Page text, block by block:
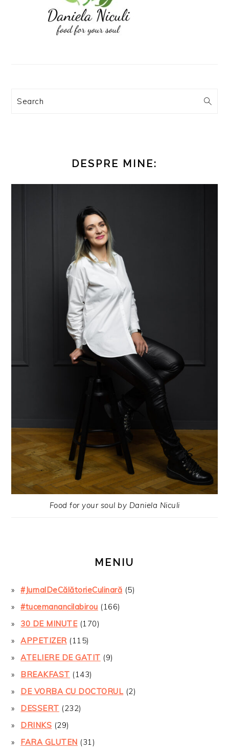
Search
DESPRE MINE:
Food for your soul by Daniela Niculi
MENIU
#JurnalDeCălătorieCulinară (5)
#tucemanancilabirou (166)
30 DE MINUTE(170)
APPETIZER(115)
ATELIERE DE GATIT (9)
BREAKFAST (143)
DE VORBA CU DOCTORUL (2)
DESSERT (232)
DRINKS (29)
FARA GLUTEN (31)